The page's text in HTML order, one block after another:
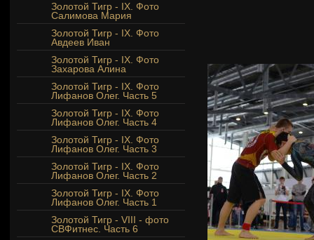
Золотой Тигр - IX. Фото
Салимова Мария
Золотой Тигр - IX. Фото
Авдеев Иван
Золотой Тигр - IX. Фото
Захарова Алина
Золотой Тигр - IX. Фото
Лифанов Олег. Часть 5
Золотой Тигр - IX. Фото
Лифанов Олег. Часть 4
Золотой Тигр - IX. Фото
Лифанов Олег. Часть 3
Золотой Тигр - IX. Фото
Лифанов Олег. Часть 2
Золотой Тигр - IX. Фото
Лифанов Олег. Часть 1
Золотой Тигр - VIII - фото
СВФитнес. Часть 6